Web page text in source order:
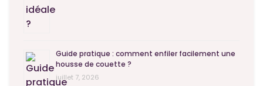
Guide pratique : comment enfiler facilement une
housse de couette ?
juillet 7, 2026